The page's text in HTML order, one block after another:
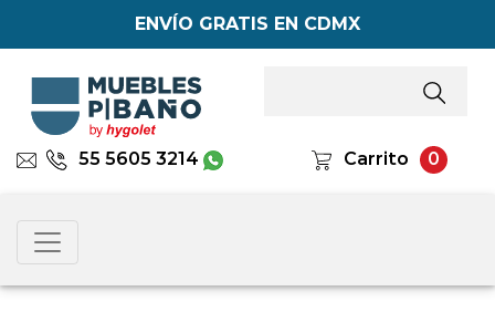
ENVÍO GRATIS EN CDMX
55 5605 3214 Carrito 0